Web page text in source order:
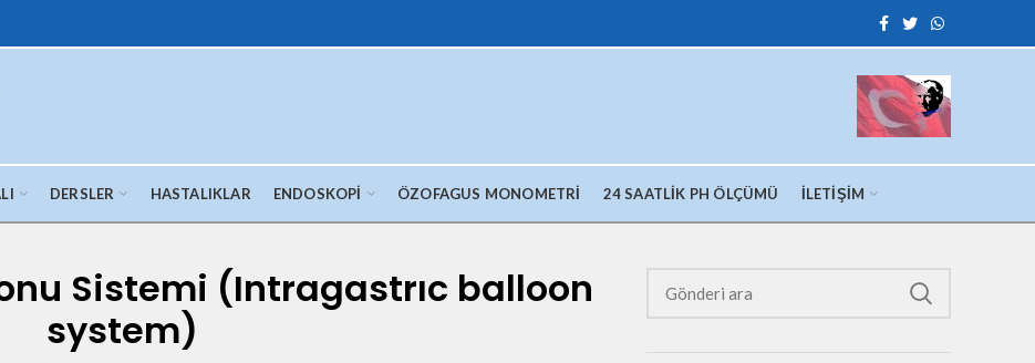
DERSLER HASTALIKLAR ENDOSKOPI ÖZOFAGUS MONOMETRI 24 SAATLIK PH ÖLÇÜMÜ İLETIŞIM
Sistemi (Intragastrıc balloon
system)